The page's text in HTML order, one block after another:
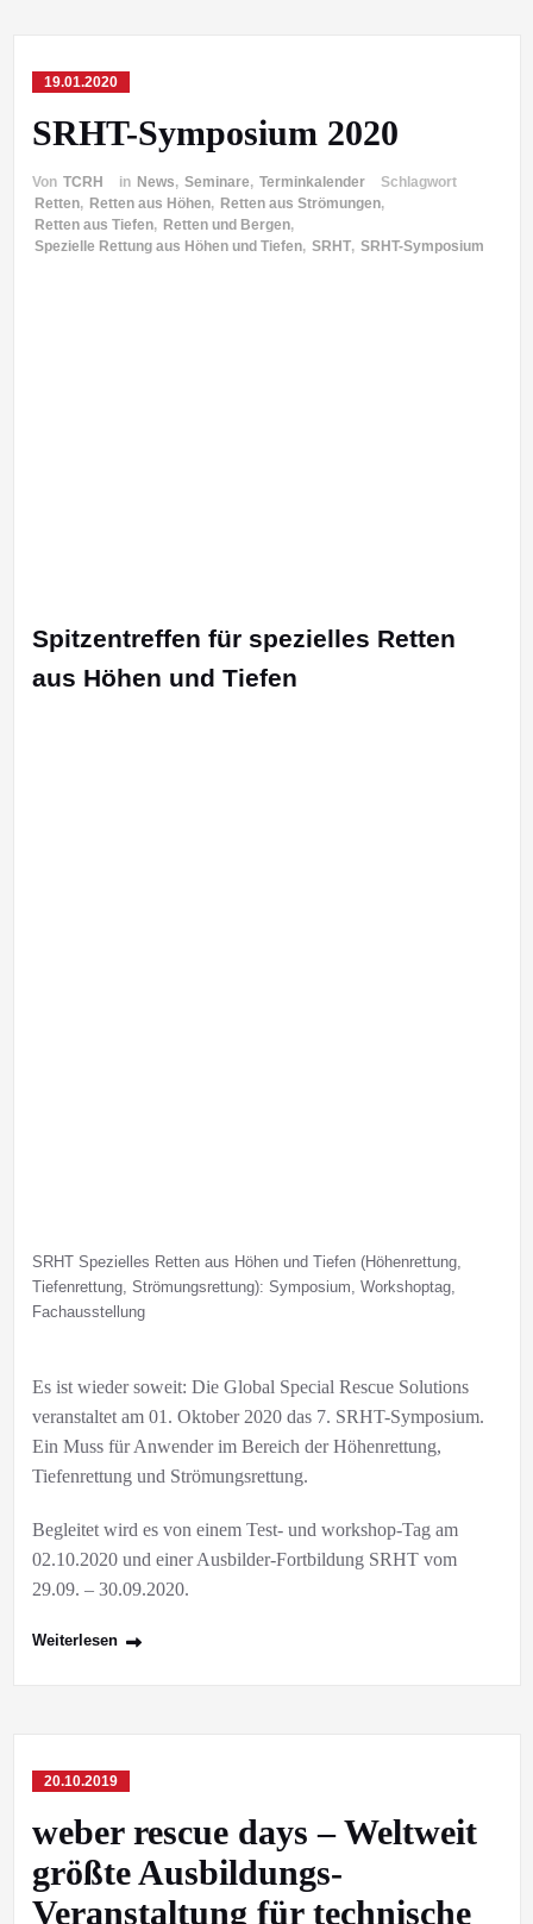
19.01.2020
SRHT-Symposium 2020
Von TCRH in News, Seminare, Terminkalender
Schlagwort
Retten, Retten aus Höhen, Retten aus Strömungen,
Retten aus Tiefen, Retten und Bergen,
Spezielle Rettung aus Höhen und Tiefen, SRHT, SRHT-Symposium
Spitzentreffen für spezielles Retten
aus Höhen und Tiefen
SRHT Spezielles Retten aus Höhen und Tiefen (Höhenrettung,
Tiefenrettung, Strömungsrettung): Symposium, Workshoptag,
Fachausstellung
Es ist wieder soweit: Die Global Special Rescue Solutions
veranstaltet am 01. Oktober 2020 das 7. SRHT-Symposium.
Ein Muss für Anwender im Bereich der Höhenrettung,
Tiefenrettung und Strömungsrettung.
Begleitet wird es von einem Test- und workshop-Tag am
02.10.2020 und einer Ausbilder-Fortbildung SRHT vom
29.09. – 30.09.2020.
Weiterlesen
20.10.2019
weber rescue days – Weltweit
größte Ausbildungs-
Veranstaltung für technische